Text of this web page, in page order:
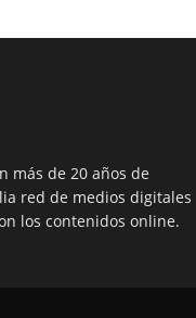
más de 20 años de
red de medios digitales
los contenidos online.